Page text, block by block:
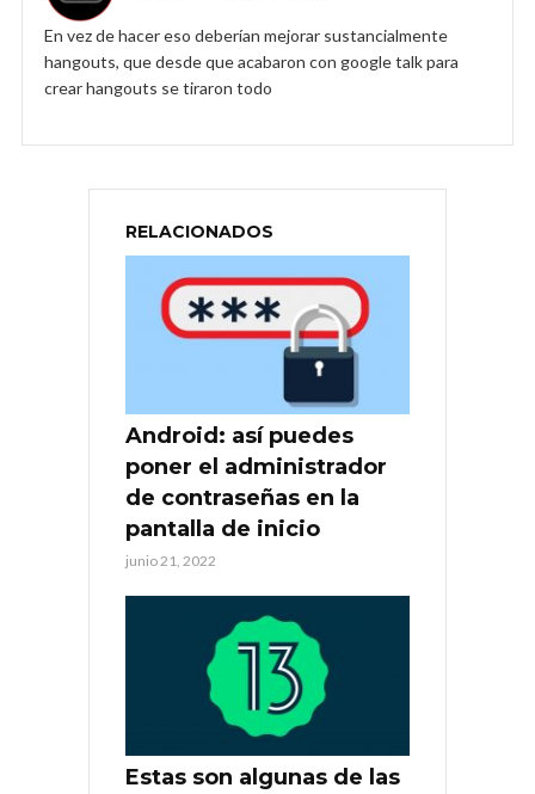
En vez de hacer eso deberían mejorar sustancialmente
hangouts, que desde que acabaron con google talk para
crear hangouts se tiraron todo
RELACIONADOS
Android: así puedes
poner el administrador
de contraseñas en la
pantalla de inicio
junio 21, 2022
Estas son algunas de las